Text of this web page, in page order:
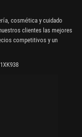
cosmética y cuidado
clientes las mejores
competitivos y un